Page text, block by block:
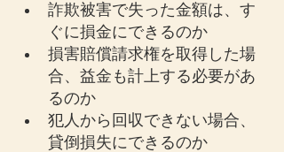
詐欺被害で失った金額は、す
ぐに損金にできるのか
損害賠償請求権を取得した場
合、益金も計上する必要があ
るのか
犯人から回収できない場合、
貸倒損失にできるのか